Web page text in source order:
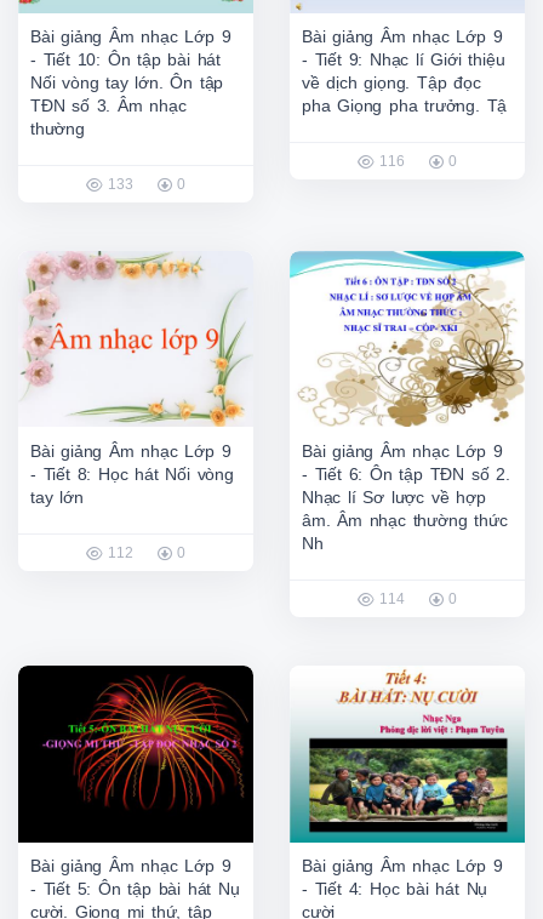
Bài giảng Âm nhạc Lớp 9
- Tiết 10: Ôn tập bài hát
Nối vòng tay lớn. Ôn tập
TĐN số 3. Âm nhạc
thường
133 0
Bài giảng Âm nhạc Lớp 9
- Tiết 9: Nhạc lí Giới thiệu
về dịch giọng. Tập đọc
pha Giọng pha trưởng. Tậ
116 0
Bài giảng Âm nhạc Lớp 9
- Tiết 8: Học hát Nối vòng
tay lớn
112 0
Bài giảng Âm nhạc Lớp 9
- Tiết 6: Ôn tập TĐN số 2.
Nhạc lí Sơ lược về hợp
âm. Âm nhạc thường thức
Nh
114 0
Bài giảng Âm nhạc Lớp 9
- Tiết 5: Ôn tập bài hát Nụ
cười. Giọng mi thứ, tập
Bài giảng Âm nhạc Lớp 9
- Tiết 4: Học bài hát Nụ
cười